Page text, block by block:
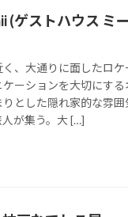
(ゲストハウス ミ
、大通りに面したロケ
ーションを大切にす
とした隠れ家的な雰
が集う。大 […]